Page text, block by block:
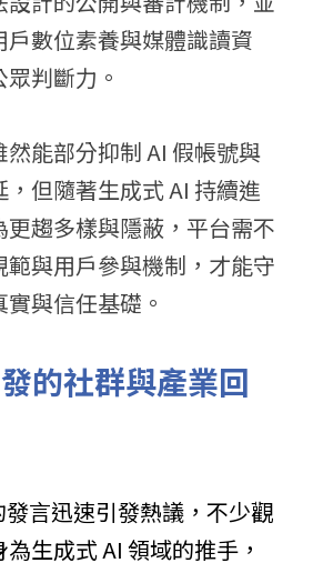
戶數位素養與媒體識讀資
判斷力。
能部分抑制 AI 假帳號與
，但隨著生成式 AI 持續進
趨多樣與隱蔽，平台需不
與用戶參與機制，才能守
與信任基礎。
的社群與產業回
言迅速引發熱議，不少觀
生成式 AI 領域的推手，